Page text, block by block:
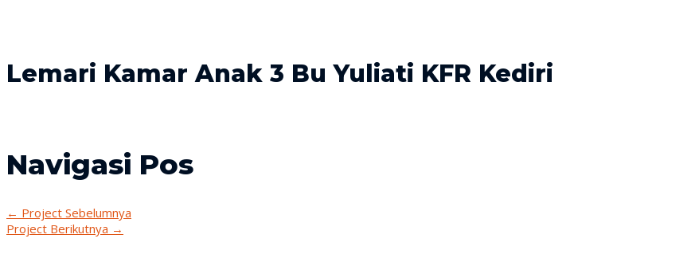
Lemari Kamar Anak 3 Bu Yuliati KFR Kediri
Navigasi Pos
← Project Sebelumnya
Project Berikutnya →